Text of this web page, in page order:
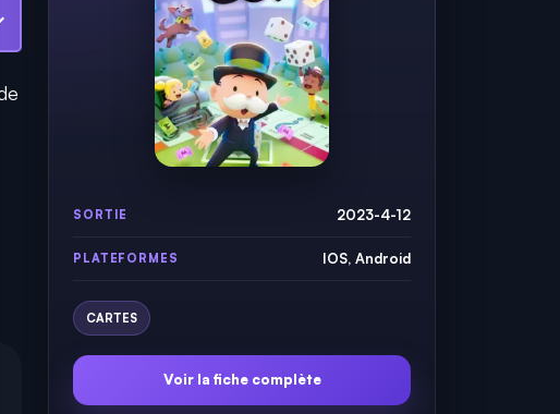
SORTIE 2023-4-12
PLATEFORMES IOS, Android
CARTES
Voir la fiche complète